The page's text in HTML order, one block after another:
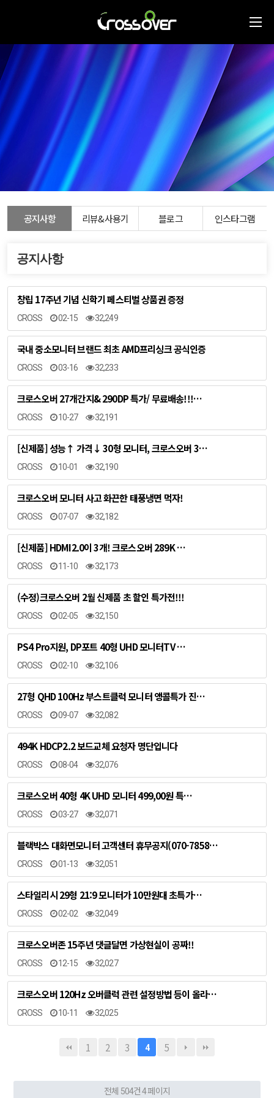
공지사항 리뷰&사용기 블로그 인스타그램
공지사항
창립 17주년 기념 신학기 페스티벌 상품권 증정
CROSS 02-15 32,249
국내 중소모니터 브랜드 최초 AMD프리싱크 공식인증
CROSS 03-16 32,233
크로스오버 27개간지& 290DP 특가/ 무료배송!!!…
CROSS 10-27 32,191
[신제품] 성능↑ 가격↓ 30형 모니터, 크로스오버 3…
CROSS 10-01 32,190
크로스오버 모니터 사고 화끈한 태풍냉면 먹자!
CROSS 07-07 32,182
[신제품] HDMI2.0이 3개! 크로스오버 289K …
CROSS 11-10 32,173
(수정)크로스오버 2월 신제품 초 할인 특가전!!!
CROSS 02-05 32,150
PS4 Pro지원, DP포트 40형 UHD 모니터TV …
CROSS 02-10 32,106
27형 QHD 100Hz 부스트클럭 모니터 앵콜특가 진…
CROSS 09-07 32,082
494K HDCP2.2 보드교체 요청자 명단입니다
CROSS 08-04 32,076
크로스오버 40형 4K UHD 모니터 499,00원 특…
CROSS 03-27 32,071
블랙박스 대화면모니터 고객센터 휴무공지(070-7858…
CROSS 01-13 32,051
스타일리시 29형 21:9 모니터가 10만원대 초특가…
CROSS 02-02 32,049
크로스오버존 15주년 댓글달면 가상현실이 공짜!!
CROSS 12-15 32,027
크로스오버 120Hz 오버클럭 관련 설정방법 등이 올라…
CROSS 10-11 32,025
1 2 3 4 5
전체 504건4 페이지